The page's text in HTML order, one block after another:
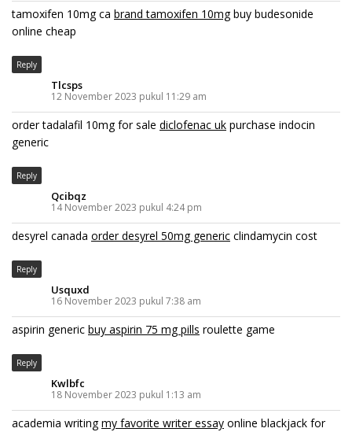
tamoxifen 10mg ca brand tamoxifen 10mgbuy budesonide
online cheap
Reply
Tlcsps
12 November 2023 pukul 11:29 am
order tadalafil 10mg for sale diclofenac uk purchase indocin
generic
Reply
Qcibqz
14 November 2023 pukul 4:24 pm
desyrel canada order desyrel 50mg generic clindamycin cost
Reply
Usquxd
16 November 2023 pukul 7:38 am
aspirin generic buy aspirin 75 mg pills roulette game
Reply
Kwlbfc
18 November 2023 pukul 1:13 am
academia writingmy favorite writer essay online blackjack for